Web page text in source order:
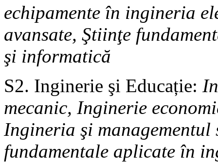
echipamente în ingineria
avansate, Ştiinţe
şi informatică
S2. Inginerie şi Educație:
mecanic, Inginerie
Ingineria şi
fundamentale aplicate în